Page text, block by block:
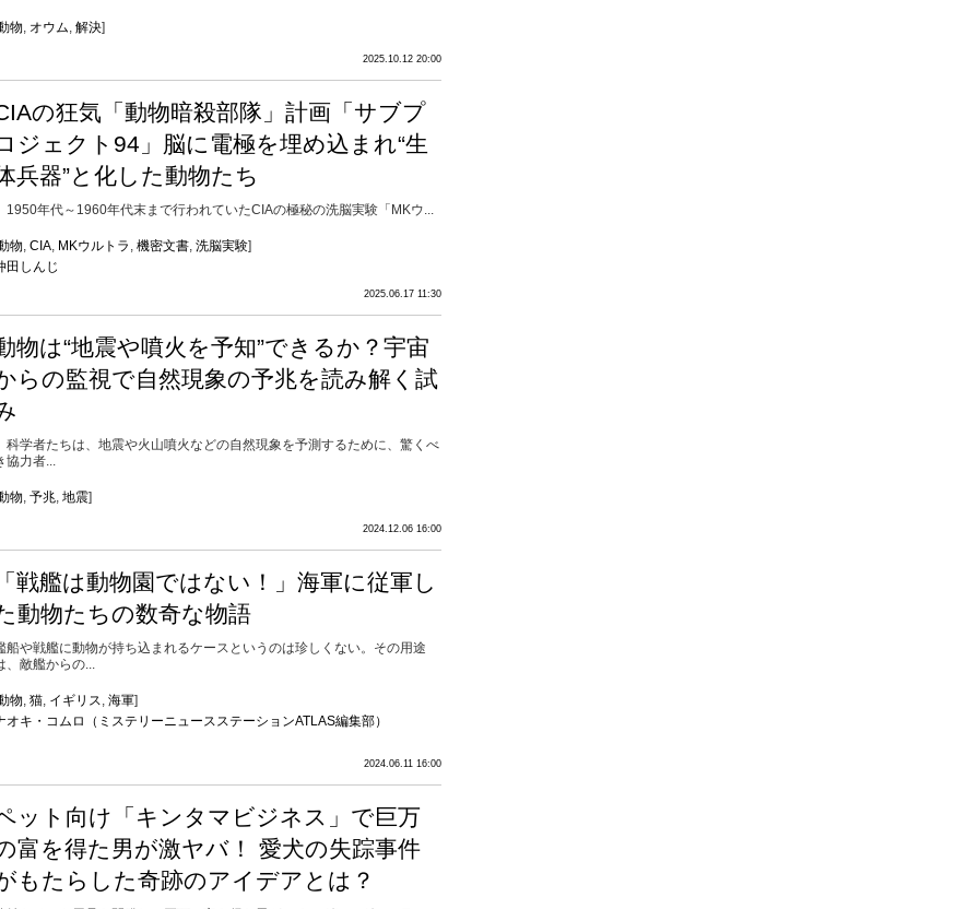
物, オウム, 解決]
2025.10.12 20:00
の狂気「動物暗殺部隊」計画「サブプ
ジェクト94」脳に電極を埋め込まれ“生
兵器”と化した動物たち
年代～1960年代末まで行われていたCIAの極秘の洗脳実験「MKウ...
物, CIA, MKウルトラ , 機密文書, 洗脳実験]
2025.06.17 11:30
田しんじ
物は“地震や噴火を予知”できるか？宇宙
らの監視で自然現象の予兆を読み解く試
学者たちは、地震や火山噴火などの自然現象を予測するために、驚くべ
協力者...
物, 予兆, 地震]
2024.12.06 16:00
戦艦は動物園ではない！」海軍に従軍し
動物たちの数奇な物語
船や戦艦に動物が持ち込まれるケースというのは珍しくない。その用途
、敵艦からの...
物, 猫, イギリス, 海軍]
2024.06.11 16:00
オキ・コムロ（ミステリーニュースステーションATLAS編集部）
ット向け「キンタマビジネス」で巨万
富を得た男が激ヤバ！ 愛犬の失踪事件
もたらした奇跡のアイデアとは？